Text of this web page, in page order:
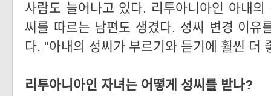
사람도 늘어나고 있다. 리투아니아인 아내
씨를 따르는 남편도 생겼다. 성씨 변경 이유
다. "아내의 성씨가 부르기와 듣기에 훨씬
리투아니아인 자녀는 어떻게 성씨를 받나?